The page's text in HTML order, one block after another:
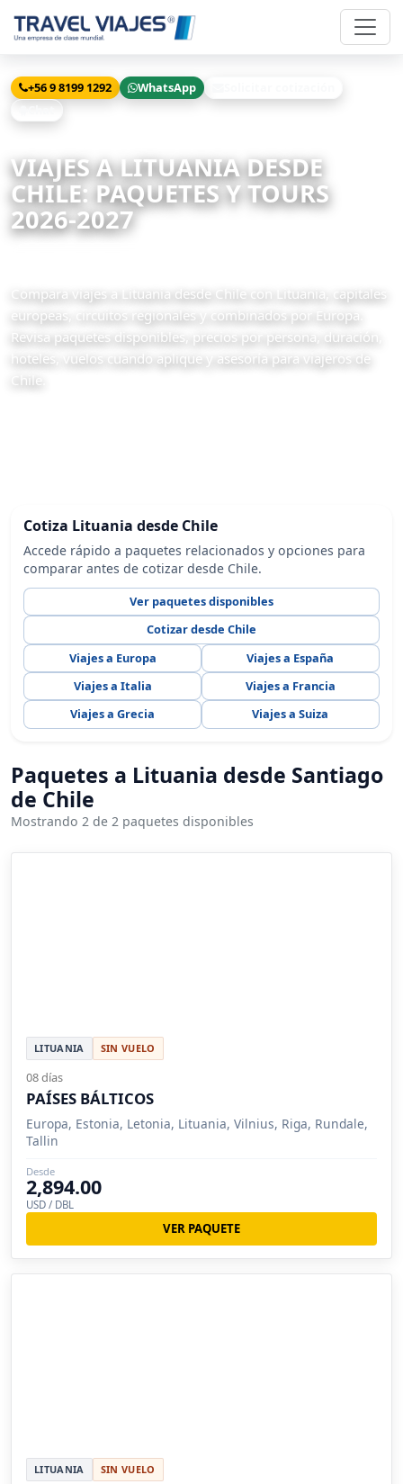
+56 9 8199 1292 WhatsApp
VIAJES A LITUANIA DESDE
CHILE: PAQUETES Y TOURS
2026-2027
Compara viajes a Lituania desde Chile con Lituania, capitales
europeas, circuitos regionales y combinados por Europa.
Revisa paquetes disponibles, precios por persona, duración,
hoteles, vuelos cuando aplique y asesoría para viajeros de
Chile.
Cotiza Lituania desde Chile
Accede rápido a paquetes relacionados y opciones para
comparar antes de cotizar desde Chile.
Ver paquetes disponibles
Cotizar desde Chile
Viajes a Europa
Viajes a España
Viajes a Italia
Viajes a Francia
Viajes a Grecia
Viajes a Suiza
Paquetes a Lituania desde Santiago
de Chile
Mostrando 2 de 2 paquetes disponibles
LITUANIA SIN VUELO
08 días
PAÍSES BÁLTICOS
Europa, Estonia, Letonia, Lituania, Vilnius, Riga, Rundale,
Tallin
Desde
2,894.00
USD / DBL
VER PAQUETE
LITUANIA SIN VUELO